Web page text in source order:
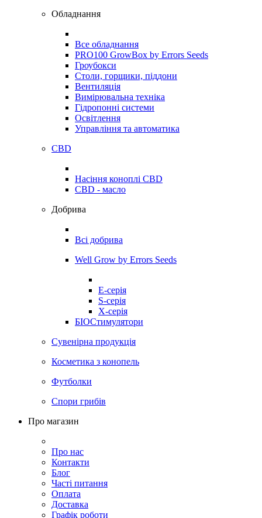
Обладнання
Все обладнання
PRO100 GrowBox by Errors Seeds
Гроубокси
Столи, горщики, піддони
Вентиляція
Вимірювальна техніка
Гідропонні системи
Освітлення
Управління та автоматика
CBD
Насіння коноплі CBD
CBD - масло
Добрива
Всі добрива
Well Grow by Errors Seeds
E-серія
S-серія
X-серія
БІОСтимулятори
Сувенірна продукція
Косметика з конопель
Футболки
Спори грибів
Про магазин
Про нас
Контакти
Блог
Часті питання
Оплата
Доставка
Графік роботи